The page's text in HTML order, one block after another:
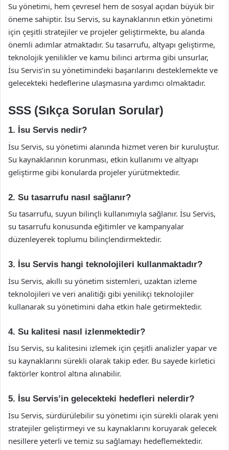
Su yönetimi, hem çevresel hem de sosyal açıdan büyük bir
öneme sahiptir. İsu Servis, su kaynaklarının etkin yönetimi
için çeşitli stratejiler ve projeler geliştirmekte, bu alanda
önemli adımlar atmaktadır. Su tasarrufu, altyapı geliştirme,
teknolojik yenilikler ve kamu bilinci artırma gibi unsurlar,
İsu Servis’in su yönetimindeki başarılarını desteklemekte ve
gelecekteki hedeflerine ulaşmasına yardımcı olmaktadır.
SSS (Sıkça Sorulan Sorular)
1. İsu Servis nedir?
İsu Servis, su yönetimi alanında hizmet veren bir kuruluştur.
Su kaynaklarının korunması, etkin kullanımı ve altyapı
geliştirme gibi konularda projeler yürütmektedir.
2. Su tasarrufu nasıl sağlanır?
Su tasarrufu, suyun bilinçli kullanımıyla sağlanır. İsu Servis,
su tasarrufu konusunda eğitimler ve kampanyalar
düzenleyerek toplumu bilinçlendirmektedir.
3. İsu Servis hangi teknolojileri kullanmaktadır?
İsu Servis, akıllı su yönetim sistemleri, uzaktan izleme
teknolojileri ve veri analitiği gibi yenilikçi teknolojiler
kullanarak su yönetimini daha etkin hale getirmektedir.
4. Su kalitesi nasıl izlenmektedir?
İsu Servis, su kalitesini izlemek için çeşitli analizler yapar ve
su kaynaklarını sürekli olarak takip eder. Bu sayede kirletici
faktörler kontrol altına alınabilir.
5. İsu Servis’in gelecekteki hedefleri nelerdir?
İsu Servis, sürdürülebilir su yönetimi için sürekli olarak yeni
stratejiler geliştirmeyi ve su kaynaklarını koruyarak gelecek
nesillere yeterli ve temiz su sağlamayı hedeflemektedir.